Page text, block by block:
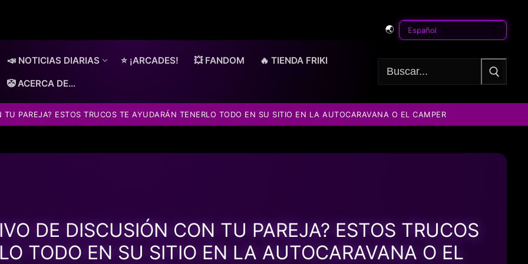
🌏
📣 NOTICIAS DIARIAS ⭐ ¡ARCADES! 💥 FANDOM 🔥 TIENDA FRIKI
🤡 ACERCA DE…
Buscar:
PAREJA? ESTOS TRUCOS TE AYUDARÁN TENERLO TODO EN SU SITIO EN LA AUTOCARAVANA O EL CAMPER
DE DISCUSIÓN CON TU PAREJA? ESTOS TRUCOS
TODO EN SU SITIO EN LA AUTOCARAVANA O EL